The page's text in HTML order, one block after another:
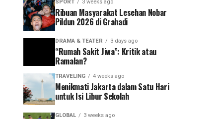
SPORT 3 weeks ago
Ribuan Masyarakat Lesehan Nobar
Pildun 2026 di Grahadi
DRAMA & TEATER 3 days ago
“Rumah Sakit Jiwa”: Kritik atau
Ramalan?
TRAVELING 4 weeks ago
Menikmati Jakarta dalam Satu Hari
untuk Isi Libur Sekolah
GLOBAL 3 weeks ago